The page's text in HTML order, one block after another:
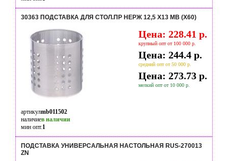
30363 ПОДСТАВКА ДЛЯ СТОЛ.ПР НЕРЖ 12,5 Х13 МВ (Х60)
Цена: 228.41 р.
крупный опт от 100 000 р.
Цена: 244.4 р.
средний опт от 50 000 р.
Цена: 273.73 р.
мелкий опт от 10 000 р.
артикулmb011502
наличиев наличии
мин опт.1
ПОДСТАВКА УНИВЕРСАЛЬНАЯ НАСТОЛЬНАЯ RUS-270013
ZN